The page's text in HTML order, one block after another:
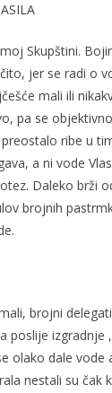
Skupštini.
jer se radi o
mali ili
pa se
ribe u
a ni vode
Daleko brži
brojnih
brojni
izgradnje
olako dale vode
nestali su čak